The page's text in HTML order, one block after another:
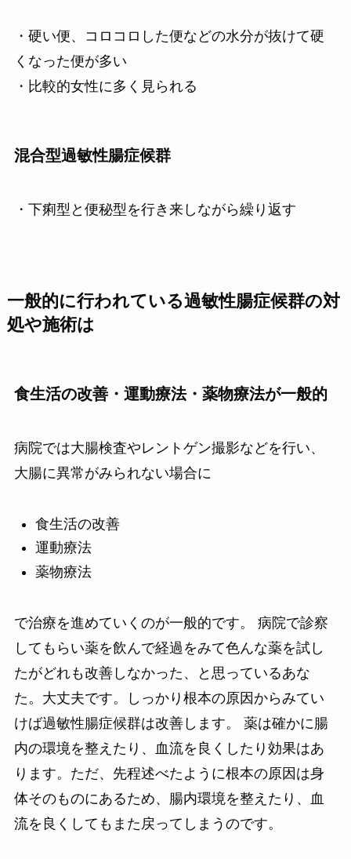
・硬い便、コロコロした便などの水分が抜けて硬
くなった便が多い
・比較的女性に多く見られる
混合型過敏性腸症候群
・下痢型と便秘型を行き来しながら繰り返す
一般的に行われている過敏性腸症候群の対
処や施術は
食生活の改善・運動療法・薬物療法が一般的
病院では大腸検査やレントゲン撮影などを行い、
大腸に異常がみられない場合に
食生活の改善
運動療法
薬物療法
で治療を進めていくのが一般的です。 病院で診察
してもらい薬を飲んで経過をみて色んな薬を試し
たがどれも改善しなかった、と思っているあな
た。大丈夫です。しっかり根本の原因からみてい
けば過敏性腸症候群は改善します。 薬は確かに腸
内の環境を整えたり、血流を良くしたり効果はあ
ります。ただ、先程述べたように根本の原因は身
体そのものにあるため、腸内環境を整えたり、血
流を良くしてもまた戻ってしまうのです。